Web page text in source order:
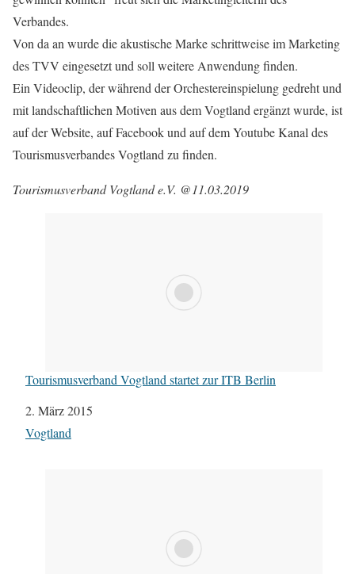
Verbandes.
Von da an wurde die akustische Marke schrittweise im Marketing
des TVV eingesetzt und soll weitere Anwendung finden.
Ein Videoclip, der während der Orchestereinspielung gedreht und
mit landschaftlichen Motiven aus dem Vogtland ergänzt wurde, ist
auf der Website, auf Facebook und auf dem Youtube Kanal des
Tourismusverbandes Vogtland zu finden.
Tourismusverband Vogtland e.V. @11.03.2019
Tourismusverband Vogtland startet zur ITB Berlin
Datum
2. März 2015
In Bezug auf
Vogtland